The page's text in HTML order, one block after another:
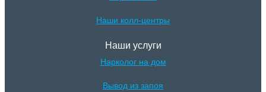
Наши колл-центры
Наши услуги
Нарколог на дом
Вывод из запоя